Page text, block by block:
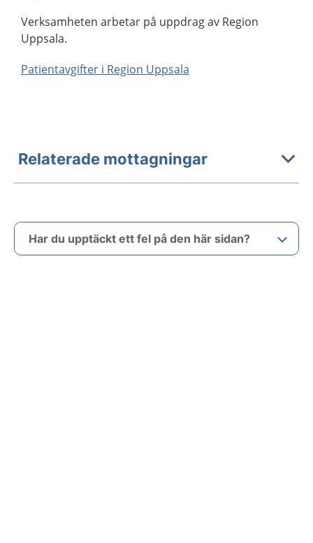
Verksamheten arbetar på uppdrag av Region
Uppsala.
Patientavgifter i Region Uppsala
Relaterade mottagningar
Har du upptäckt ett fel på den här sidan?